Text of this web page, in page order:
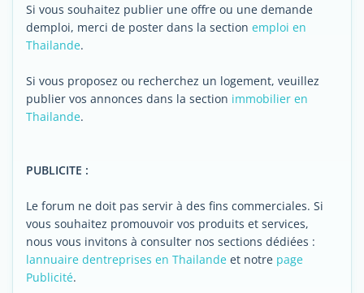
Si vous souhaitez publier une offre ou une demande
demploi, merci de poster dans la section emploi en
Thailande.
Si vous proposez ou recherchez un logement, veuillez
publier vos annonces dans la section immobilier en
Thailande.
PUBLICITE :
Le forum ne doit pas servir à des fins commerciales. Si
vous souhaitez promouvoir vos produits et services,
nous vous invitons à consulter nos sections dédiées :
lannuaire dentreprises en Thailande et notre page
Publicité.